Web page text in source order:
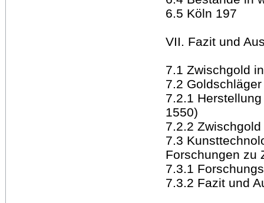
6.5 Köln 197
VII. Fazit und
7.1 Zwischgold
7.2
7.2.1
1550)
7.2.2
7.3
Forschungen zu
7.3.1
7.3.2 Fazit und